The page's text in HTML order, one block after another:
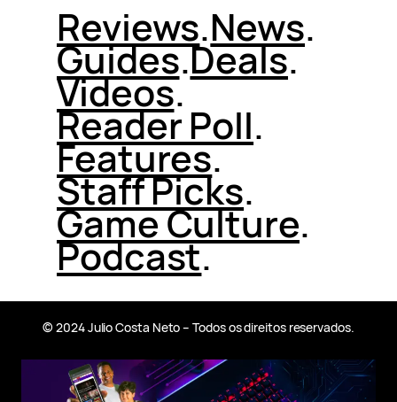
Reviews.News.
Guides.Deals.
Videos.
Reader Poll.
Features.
Staff Picks.
Game Culture.
Podcast.
© 2024 Julio Costa Neto – Todos os direitos reservados.